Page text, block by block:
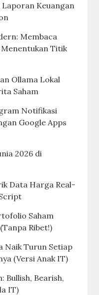
Keuangan
Membaca
Titik
Ollama Lokal
Saham
Notifikasi
Google Apps
2026 di
Data Harga Real-
Saham
Ribet!)
Naik Turun Setiap
(Versi Anak IT)
Bullish, Bearish,
IT)